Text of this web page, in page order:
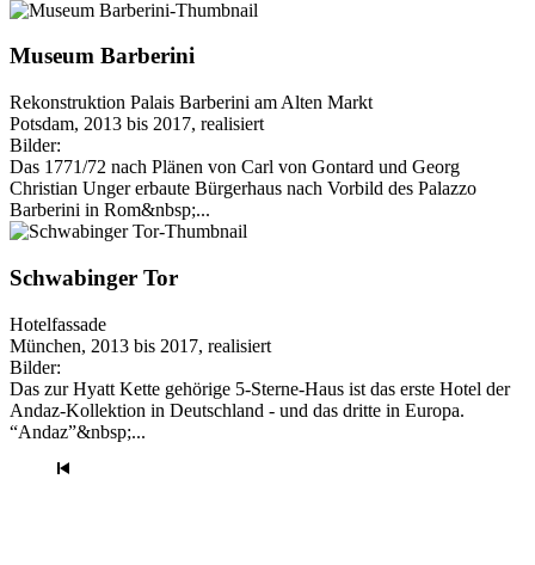
Museum Barberini
Rekonstruktion Palais Barberini am Alten Markt
Potsdam, 2013 bis 2017, realisiert
Bilder:
Das 1771/72 nach Plänen von Carl von Gontard und Georg
Christian Unger erbaute Bürgerhaus nach Vorbild des Palazzo
Barberini in Rom&nbsp;...
Schwabinger Tor
Hotelfassade
München, 2013 bis 2017, realisiert
Bilder:
Das zur Hyatt Kette gehörige 5-Sterne-Haus ist das erste Hotel der
Andaz-Kollektion in Deutschland - und das dritte in Europa.
“Andaz”&nbsp;...